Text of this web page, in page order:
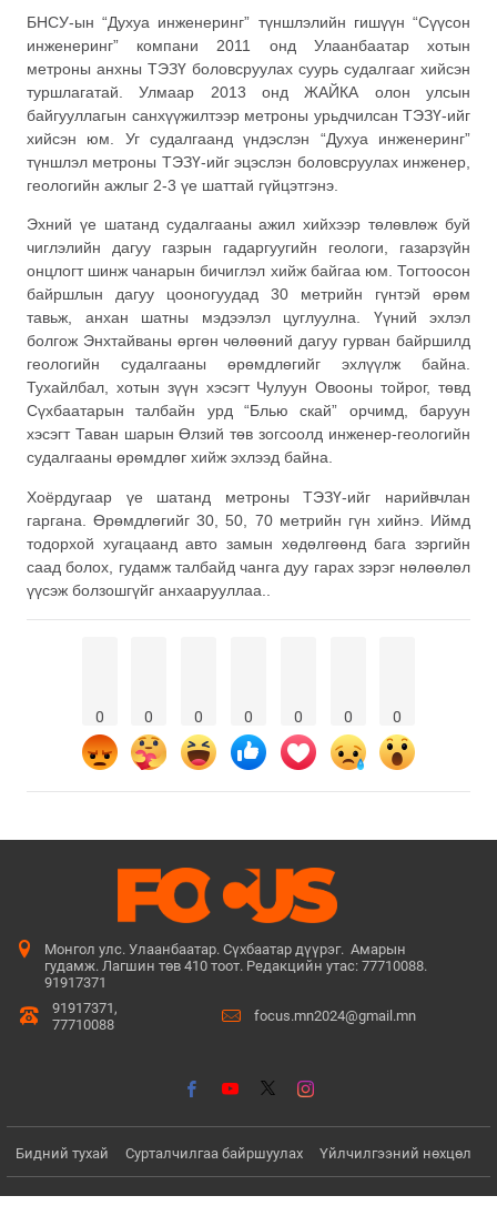
БНСУ-ын “Духуа инженеринг” түншлэлийн гишүүн “Сүүсон
инженеринг” компани 2011 онд Улаанбаатар хотын
метроны анхны ТЭЗҮ боловсруулах суурь судалгааг хийсэн
туршлагатай. Улмаар 2013 онд ЖАЙКА олон улсын
байгууллагын санхүүжилтээр метроны урьдчилсан ТЭЗҮ-ийг
хийсэн юм. Уг судалгаанд үндэслэн “Духуа инженеринг”
түншлэл метроны ТЭЗҮ-ийг эцэслэн боловсруулах инженер,
геологийн ажлыг 2-3 үе шаттай гүйцэтгэнэ.
Эхний үе шатанд судалгааны ажил хийхээр төлөвлөж буй
чиглэлийн дагуу газрын гадаргуугийн геологи, газарзүйн
онцлогт шинж чанарын бичиглэл хийж байгаа юм. Тогтоосон
байршлын дагуу цооногуудад 30 метрийн гүнтэй өрөм
тавьж, анхан шатны мэдээлэл цуглуулна. Үүний эхлэл
болгож Энхтайваны өргөн чөлөөний дагуу гурван байршилд
геологийн судалгааны өрөмдлөгийг эхлүүлж байна.
Тухайлбал, хотын зүүн хэсэгт Чулуун Овооны тойрог, төвд
Сүхбаатарын талбайн урд “Блью скай” орчимд, баруун
хэсэгт Таван шарын Өлзий төв зогсоолд инженер-геологийн
судалгааны өрөмдлөг хийж эхлээд байна.
Хоёрдугаар үе шатанд метроны ТЭЗҮ-ийг нарийвчлан
гаргана. Өрөмдлөгийг 30, 50, 70 метрийн гүн хийнэ. Иймд
тодорхой хугацаанд авто замын хөдөлгөөнд бага зэргийн
саад болох, гудамж талбайд чанга дуу гарах зэрэг нөлөөлөл
үүсэж болзошгүйг анхаарууллаа..
0 0 0 0 0 0 0
Монгол улс. Улаанбаатар. Сүхбаатар дүүрэг. Амарын
гудамж. Лагшин төв 410 тоот. Редакцийн утас: 77710088.
91917371
91917371,
77710088
focus.mn2024@gmail.mn
Бидний тухай Сурталчилгаа байршуулах Үйлчилгээний нөхцөл